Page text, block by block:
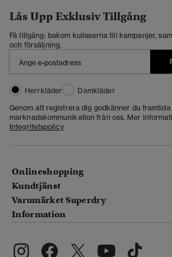
Lås Upp Exklusiv Tillgång
Få tillgång: bakom kulisserna till kampanjer,
och försäljning.
Herrkläder
Damkläder
Genom att registrera dig godkänner du framtida
marknadskommunikation från oss. Mer
Integritetspolicy
Onlineshopping
Kundtjänst
Varumärket Superdry
Information